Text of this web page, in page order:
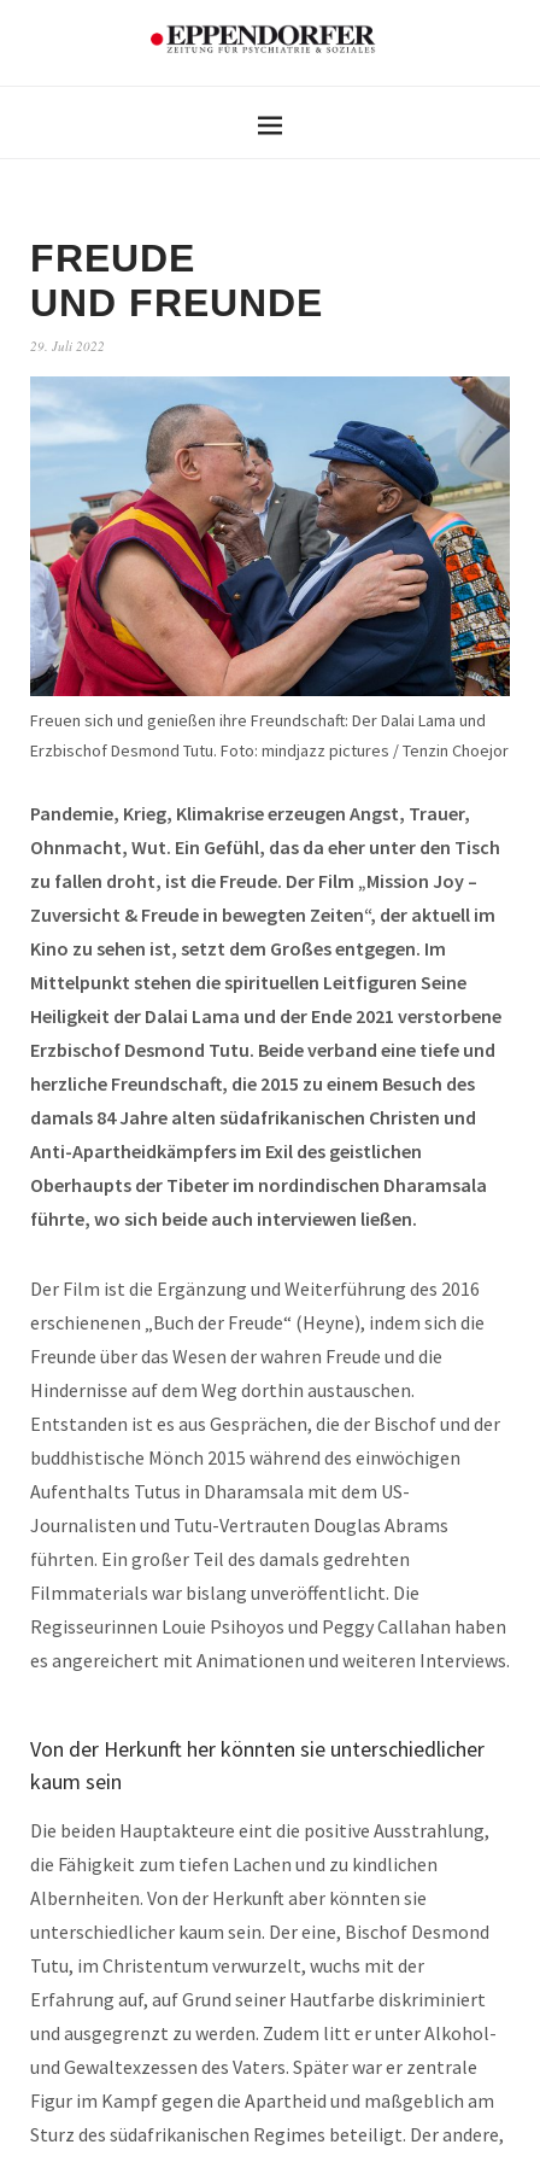
FREUDE
UND FREUNDE
29. Juli 2022
Freuen sich und genießen ihre Freundschaft: Der Dalai Lama und
Erzbischof Desmond Tutu. Foto: mindjazz pictures / Tenzin Choejor
Pandemie, Krieg, Klimakrise erzeugen Angst, Trauer,
Ohnmacht, Wut. Ein Gefühl, das da eher unter den Tisch
zu fallen droht, ist die Freude. Der Film „Mission Joy –
Zuversicht & Freude in bewegten Zeiten“, der aktuell im
Kino zu sehen ist, setzt dem Großes entgegen. Im
Mittelpunkt stehen die spirituellen Leitfiguren Seine
Heiligkeit der Dalai Lama und der Ende 2021 verstorbene
Erzbischof Desmond Tutu. Beide verband eine tiefe und
herzliche Freundschaft, die 2015 zu einem Besuch des
damals 84 Jahre alten südafrikanischen Christen und
Anti-Apartheidkämpfers im Exil des geistlichen
Oberhaupts der Tibeter im nordindischen Dharamsala
führte, wo sich beide auch interviewen ließen.
Der Film ist die Ergänzung und Weiterführung des 2016
erschienenen „Buch der Freude“ (Heyne), indem sich die
Freunde über das Wesen der wahren Freude und die
Hindernisse auf dem Weg dorthin austauschen.
Entstanden ist es aus Gesprächen, die der Bischof und der
buddhistische Mönch 2015 während des einwöchigen
Aufenthalts Tutus in Dharamsala mit dem US-
Journalisten und Tutu-Vertrauten Douglas Abrams
führten. Ein großer Teil des damals gedrehten
Filmmaterials war bislang unveröffentlicht. Die
Regisseurinnen Louie Psihoyos und Peggy Callahan haben
es angereichert mit Animationen und weiteren Interviews.
Von der Herkunft her könnten sie unterschiedlicher
kaum sein
Die beiden Hauptakteure eint die positive Ausstrahlung,
die Fähigkeit zum tiefen Lachen und zu kindlichen
Albernheiten. Von der Herkunft aber könnten sie
unterschiedlicher kaum sein. Der eine, Bischof Desmond
Tutu, im Christentum verwurzelt, wuchs mit der
Erfahrung auf, auf Grund seiner Hautfarbe diskriminiert
und ausgegrenzt zu werden. Zudem litt er unter Alkohol-
und Gewaltexzessen des Vaters. Später war er zentrale
Figur im Kampf gegen die Apartheid und maßgeblich am
Sturz des südafrikanischen Regimes beteiligt. Der andere,